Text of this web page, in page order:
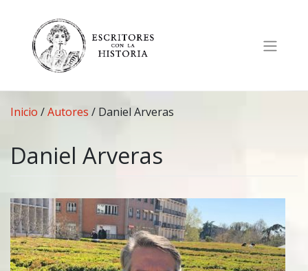
contenido
Inicio /Autores / Daniel Arveras
Daniel Arveras